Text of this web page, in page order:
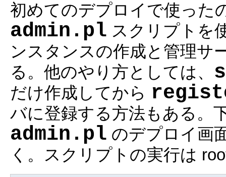
初めてのデプロイで使った
admin.pl スクリプトを
ンスタンスの作成と管理サ
る。他のやり方としては、
だけ作成してから
バに登録する方法もある。
admin.pl のデプロイ画
く。スクリプトの実行は